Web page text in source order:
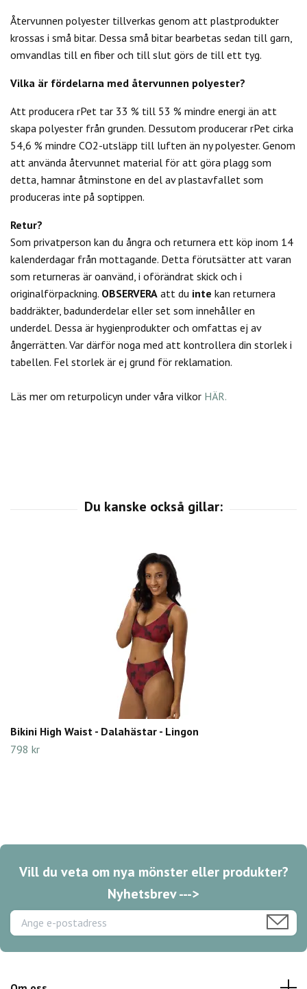
Återvunnen polyester tillverkas genom att plastprodukter
krossas i små bitar. Dessa små bitar bearbetas sedan till garn,
omvandlas till en fiber och till slut görs de till ett tyg.
Vilka är fördelarna med återvunnen polyester?
Att producera rPet tar 33 % till 53 % mindre energi än att
skapa polyester från grunden. Dessutom producerar rPet cirka
54,6 % mindre CO2-utsläpp till luften än ny polyester. Genom
att använda återvunnet material för att göra plagg som
detta, hamnar åtminstone en del av plastavfallet som
produceras inte på soptippen.
Retur?
Som privatperson kan du ångra och returnera ett köp inom 14
kalenderdagar från mottagande. Detta förutsätter att varan
som returneras är oanvänd, i oförändrat skick och i
originalförpackning. OBSERVERA att du inte kan returnera
baddräkter, badunderdelar eller set som innehåller en
underdel. Dessa är hygienprodukter och omfattas ej av
ångerrätten. Var därför noga med att kontrollera din storlek i
tabellen. Fel storlek är ej grund för reklamation.
Läs mer om returpolicyn under våra vilkor HÄR.
Bikini High Waist - Dalahästar - Lingon
798 kr
Vill du veta om nya mönster eller produkter?
Nyhetsbrev --->